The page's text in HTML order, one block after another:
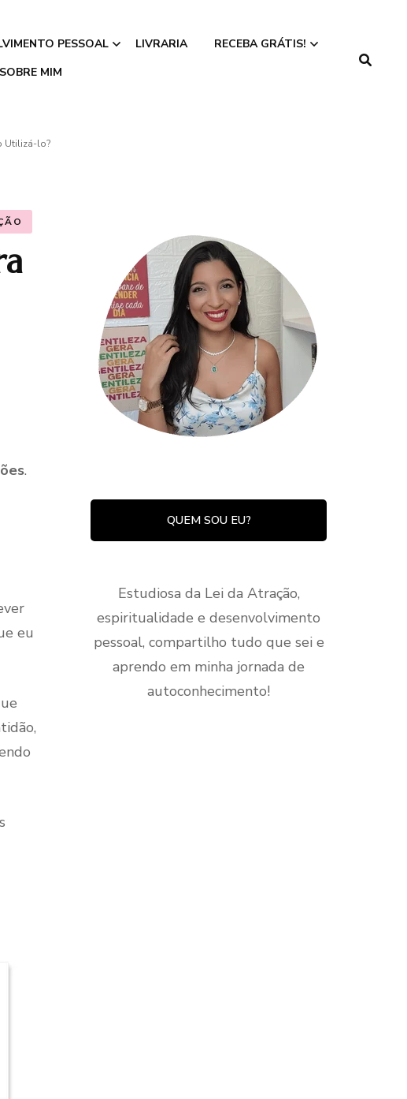
PESSOAL
para
da
LIVRARIA RECEBA GRÁTIS!
SOBRE MIM
Utilizá-lo?
.
eu
QUEM SOU EU?
Estudiosa da Lei da Atração,
espiritualidade e desenvolvimento
pessoal, compartilho tudo que sei e
aprendo em minha jornada de
autoconhecimento!